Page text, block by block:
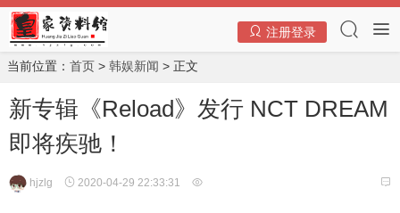
注册登录
当前位置： 首页 > 韩娱新闻 > 正文
新专辑《Reload》发行 NCT DREAM
即将疾驰！
hjzlg 2020-04-29 22:33:31